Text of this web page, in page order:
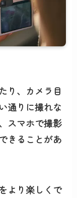
り、カメラ目
通りに撮れな
スマホで撮影
きることがあ
より楽しくで